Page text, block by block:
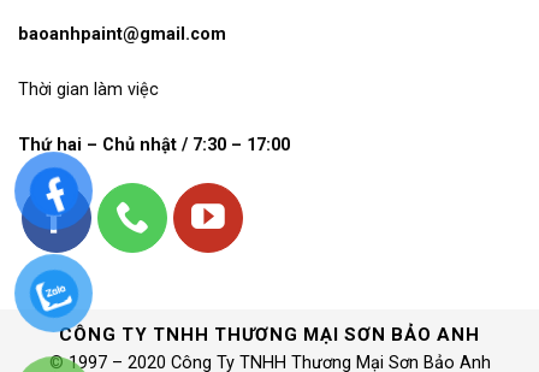
baoanhpaint@gmail.com
Thời gian làm việc
Thứ hai – Chủ nhật / 7:30 – 17:00
CÔNG TY TNHH THƯƠNG MẠI SƠN BẢO ANH
© 1997 – 2020 Công Ty TNHH Thương Mại Sơn Bảo Anh